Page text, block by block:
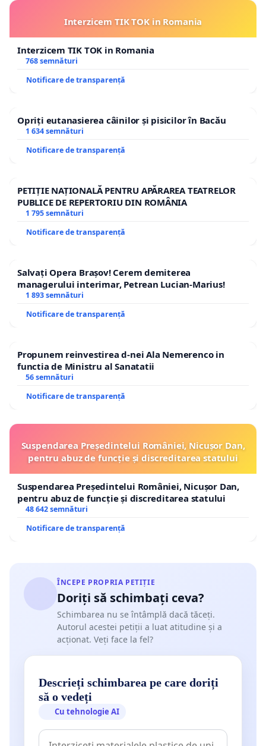
Interzicem TIK TOK in Romania
Interzicem TIK TOK in Romania
768 semnături
Notificare de transparență
Opriți eutanasierea câinilor și pisicilor în Bacău
1 634 semnături
Notificare de transparență
PETIȚIE NAȚIONALĂ PENTRU APĂRAREA TEATRELOR
PUBLICE DE REPERTORIU DIN ROMÂNIA
1 795 semnături
Notificare de transparență
Salvați Opera Brașov! Cerem demiterea
managerului interimar, Petrean Lucian-Marius!
1 893 semnături
Notificare de transparență
Propunem reinvestirea d-nei Ala Nemerenco in
functia de Ministru al Sanatatii
56 semnături
Notificare de transparență
Suspendarea Președintelui României, Nicușor Dan,
pentru abuz de funcție și discreditarea statului
Suspendarea Președintelui României, Nicușor Dan,
pentru abuz de funcție și discreditarea statului
48 642 semnături
Notificare de transparență
ÎNCEPE PROPRIA PETIȚIE
Doriți să schimbați ceva?
Schimbarea nu se întâmplă dacă tăceți.
Autorul acestei petiții a luat atitudine și a
acționat. Veți face la fel?
Descrieți schimbarea pe care doriți
să o vedeți
Cu tehnologie AI